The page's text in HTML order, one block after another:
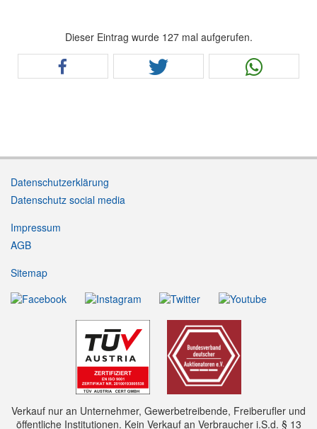
Dieser Eintrag wurde 127 mal aufgerufen.
Datenschutzerklärung
Datenschutz social media
Impressum
AGB
Sitemap
Verkauf nur an Unternehmer, Gewerbetreibende, Freiberufler und
öffentliche Institutionen. Kein Verkauf an Verbraucher i.S.d. § 13